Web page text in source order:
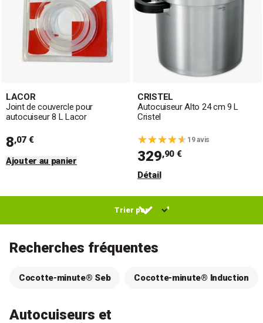
LACOR
Joint de couvercle pour
autocuiseur 8 L Lacor
8,07 €
Ajouter au panier
CRISTEL
Autocuiseur Alto 24 cm 9 L
Cristel
19 avis
329,90 €
Détail
Recherches fréquentes
Cocotte-minute® Seb Cocotte-minute® Induction
Autocuiseurs et